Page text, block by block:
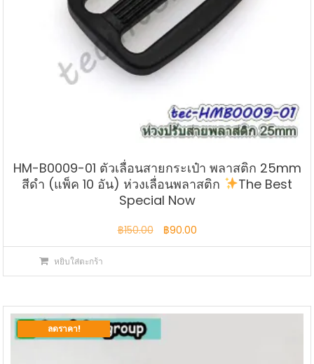
HM-B0009-01 ตัวเลื่อนสายกระเป๋า พลาสติก 25mm
สีดำ (แพ็ค 10 อัน) ห่วงเลื่อนพลาสติก
The Best
Special Now
฿150.00
Original
price
฿90.00Current
price
หยิบใส่ตะกร้า
ลดราคา!